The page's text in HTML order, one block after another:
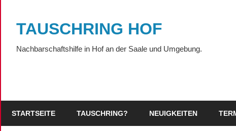
springenTAUSCHRING HOF
Nachbarschaftshilfe in Hof an der Saale und Umgebung.
STARTSEITE TAUSCHRING? NEUIGKEITEN